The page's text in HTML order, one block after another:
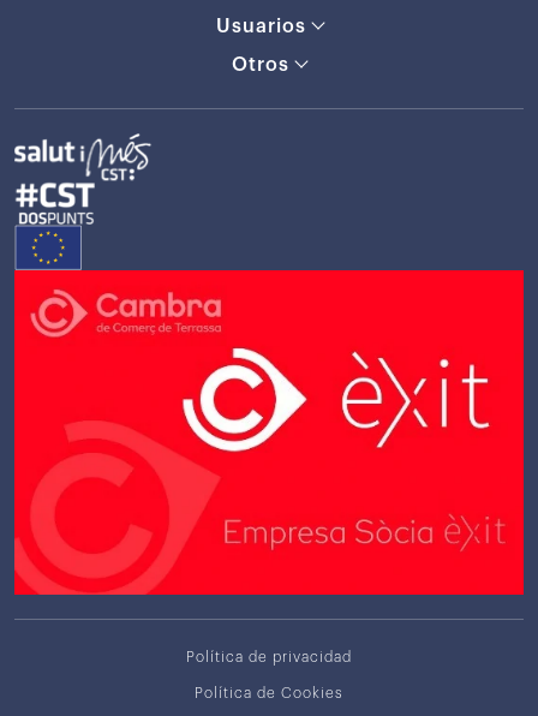
Usuarios
Otros
Política de privacidad
Política de Cookies